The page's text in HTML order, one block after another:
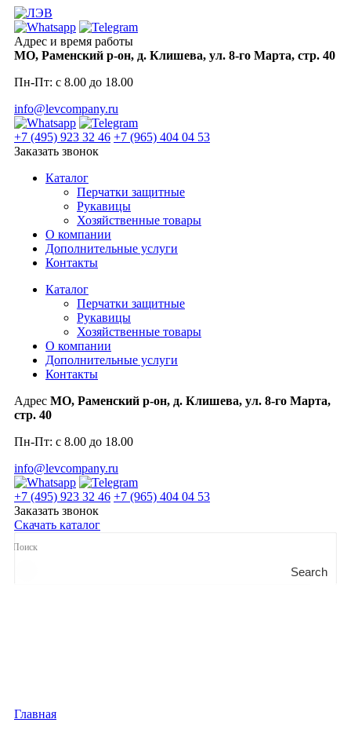
Skip
content
Адрес и время работы
МО, Раменский р-он, д. Клишева, ул. 8-го Марта, стр. 40
Пн-Пт: с 8.00 до 18.00
info@levcompany.ru
+7 (495) 923 32 46 +7 (965) 404 04 53
Заказать звонок
Каталог
Перчатки защитные
Рукавицы
Хозяйственные товары
О компании
Дополнительные услуги
Контакты
Каталог
Перчатки защитные
Рукавицы
Хозяйственные товары
О компании
Дополнительные услуги
Контакты
Адрес МО, Раменский р-он, д. Клишева, ул. 8-го Марта,
стр. 40
Пн-Пт: с 8.00 до 18.00
info@levcompany.ru
+7 (495) 923 32 46 +7 (965) 404 04 53
Заказать звонок
Скачать каталог
Search
Главная